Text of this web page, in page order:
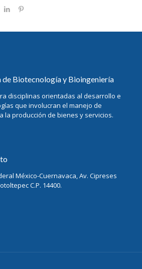
de Biotecnología y Bioingeniería
disciplinas orientadas al desarrollo e
que involucran el manejo de
la producción de bienes y servicios.
México-Cuernavaca, Av. Cipreses
C.P. 14400.